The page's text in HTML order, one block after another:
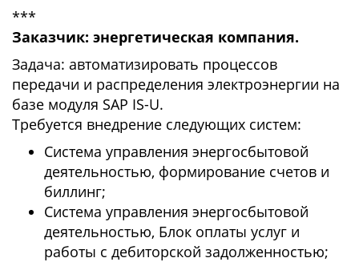
***
Заказчик: энергетическая компания.
Задача: автоматизировать процессов
передачи и распределения электроэнергии на
базе модуля SAP IS-U.
Требуется внедрение следующих систем:
Система управления энергосбытовой
деятельностью, формирование счетов и
биллинг;
Система управления энергосбытовой
деятельностью, Блок оплаты услуг и
работы с дебиторской задолженностью;